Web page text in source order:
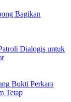
Bagikan
Dialogis untuk
Bukti Perkara
Tetap